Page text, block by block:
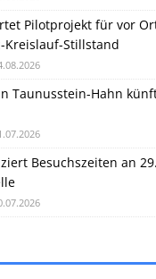
Pilotprojekt für vor
Kreislauf-Stillstand
Taunusstein-Hahn
Besuchszeiten an